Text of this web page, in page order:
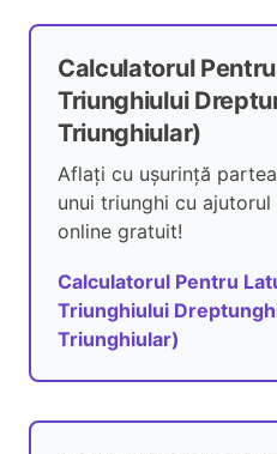
Calculatorul
Triunghiului
Triunghiular)
Aflați cu ușurință
unui triunghi cu
online gratuit!
Calculatorul Pentru
Triunghiului
Triunghiular)